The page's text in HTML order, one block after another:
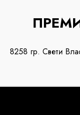
8258 гр. Свети